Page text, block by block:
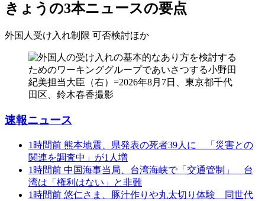
きょうの3本ニュースの要点
外国人受け入れ制限 可否検討ほか
速報ニュース
1時間前 熊本地震、県発表の死者39人に 「災害との
関連を調査中」が1人増
1時間前 中国海事当局、台湾海峡で「交通管制」 台
湾は「権利はない」と非難
1時間前 悠仁さま、豚汁作りや丸太切り体験 同世代